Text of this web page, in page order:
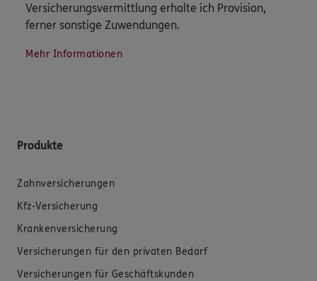
Versicherungsvermittlung erhalte ich Provision,
ferner sonstige Zuwendungen.
Mehr Informationen
Produkte
Zahnversicherungen
Kfz-Versicherung
Krankenversicherung
Versicherungen für den privaten Bedarf
Versicherungen für Geschäftskunden